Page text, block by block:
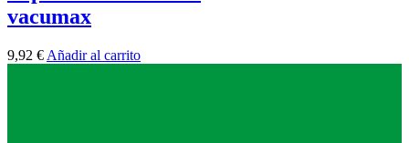
vacumax
9,92 € Añadir al carrito